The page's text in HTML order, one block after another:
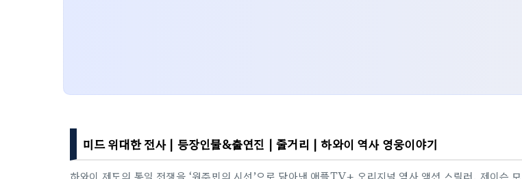
미드 위대한 전사 | 등장인물&출연진 | 줄거리 | 하와이 역사 영웅이야기
하와이 제도의 통일 전쟁을 ‘원주민의 시선’으로 담아낸 애플TV+ 오리지널 역사 액션 스릴러. 제이슨 모